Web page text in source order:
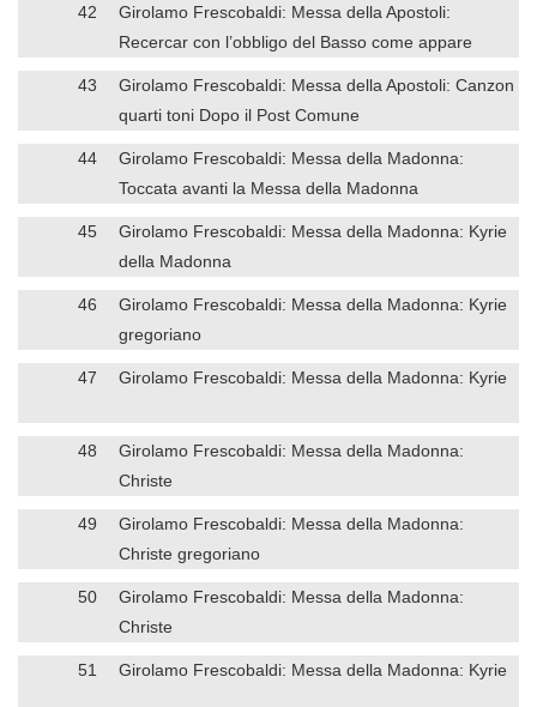
42
Girolamo Frescobaldi: Messa della Apostoli:
Recercar con l’obbligo del Basso come appare
43
Girolamo Frescobaldi: Messa della Apostoli: Canzon
quarti toni Dopo il Post Comune
44
Girolamo Frescobaldi: Messa della Madonna:
Toccata avanti la Messa della Madonna
45
Girolamo Frescobaldi: Messa della Madonna: Kyrie
della Madonna
46
Girolamo Frescobaldi: Messa della Madonna: Kyrie
gregoriano
47 Girolamo Frescobaldi: Messa della Madonna: Kyrie
48
Girolamo Frescobaldi: Messa della Madonna:
Christe
49
Girolamo Frescobaldi: Messa della Madonna:
Christe gregoriano
50
Girolamo Frescobaldi: Messa della Madonna:
Christe
51 Girolamo Frescobaldi: Messa della Madonna: Kyrie